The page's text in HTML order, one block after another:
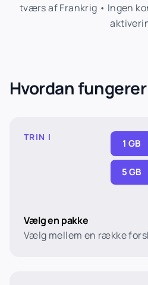
tværs af Frankrig • Ingen
Hvordan
TRIN I
1 GB
5 GB
Vælg en pakke
Vælg mellem en række